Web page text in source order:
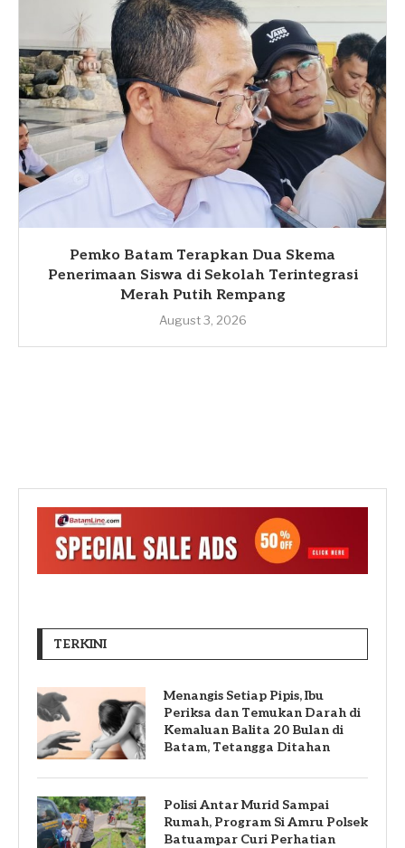
Pemko Batam Terapkan Dua Skema
Penerimaan Siswa di Sekolah Terintegrasi
Merah Putih Rempang
August 3, 2026
TERKINI
Menangis Setiap Pipis, Ibu
Periksa dan Temukan Darah di
Kemaluan Balita 20 Bulan di
Batam, Tetangga Ditahan
Polisi Antar Murid Sampai
Rumah, Program Si Amru Polsek
Batuampar Curi Perhatian